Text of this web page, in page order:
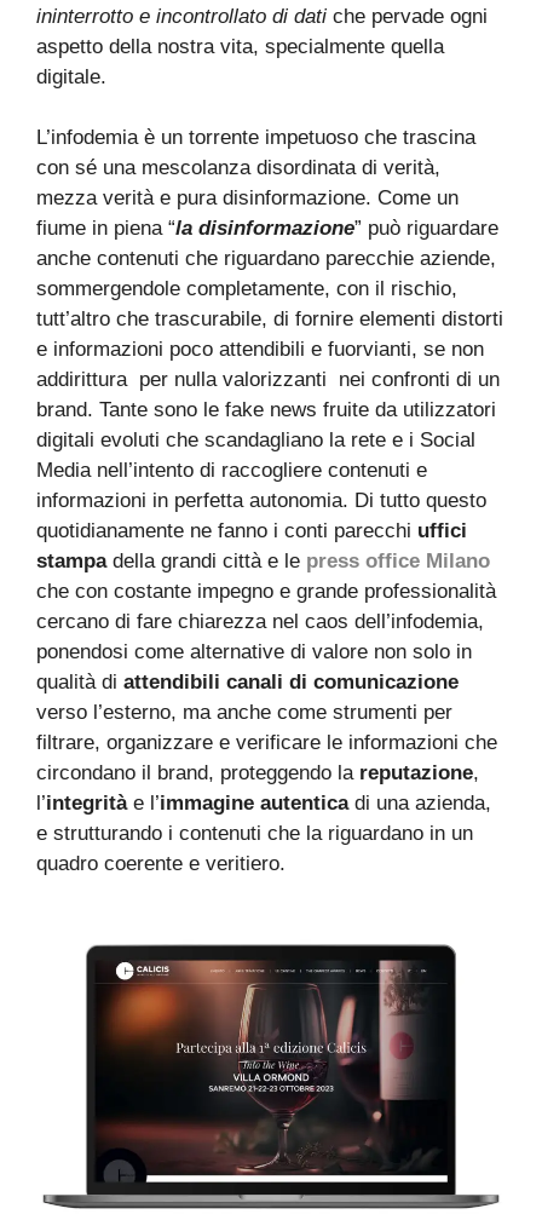
ininterrotto e incontrollato di dati che pervade ogni
aspetto della nostra vita, specialmente quella
digitale.
L’infodemia è un torrente impetuoso che trascina
con sé una mescolanza disordinata di verità,
mezza verità e pura disinformazione. Come un
fiume in piena “la disinformazione” può riguardare
anche contenuti che riguardano parecchie aziende,
sommergendole completamente, con il rischio,
tutt’altro che trascurabile, di fornire elementi distorti
e informazioni poco attendibili e fuorvianti, se non
addirittura per nulla valorizzanti nei confronti di un
brand. Tante sono le fake news fruite da utilizzatori
digitali evoluti che scandagliano la rete e i Social
Media nell’intento di raccogliere contenuti e
informazioni in perfetta autonomia. Di tutto questo
quotidianamente ne fanno i conti parecchi uffici
stampadella grandi città e le press office Milano
che con costante impegno e grande professionalità
cercano di fare chiarezza nel caos dell’infodemia,
ponendosi come alternative di valore non solo in
qualità di attendibili canali di comunicazione
verso l’esterno, ma anche come strumenti per
filtrare, organizzare e verificare le informazioni che
circondano il brand, proteggendo la reputazione,
l’integritàe l’immagine autenticadi una azienda,
e strutturando i contenuti che la riguardano in un
quadro coerente e veritiero.